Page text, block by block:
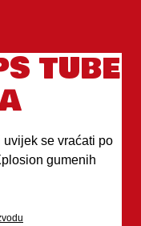
TUBE
se vraćati po
gumenih